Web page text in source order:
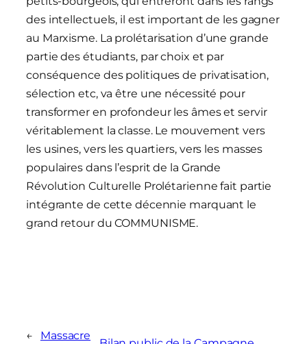
des intellectuels, il est important de les gagner
au Marxisme. La prolétarisation d’une grande
partie des étudiants, par choix et par
conséquence des politiques de privatisation,
sélection etc, va être une nécessité pour
transformer en profondeur les âmes et servir
véritablement la classe. Le mouvement vers
les usines, vers les quartiers, vers les masses
populaires dans l’esprit de la Grande
Révolution Culturelle Prolétarienne fait partie
intégrante de cette décennie marquant le
grand retour du COMMUNISME.
←
Massacre